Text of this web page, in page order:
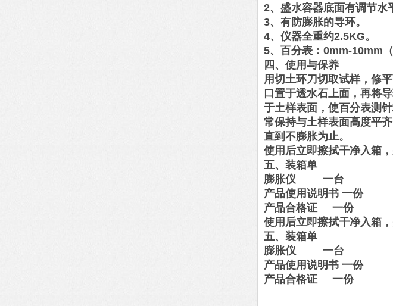
2、盛水容器底面有调节水
3、有防膨胀的导环。
4、仪器全重约2.5KG。
5、百分表：0mm-10mm
四、使用与保养
用切土环刀切取试样，修
口置于透水石上面，再将
于土样表面，使百分表测
常保持与土样表面高度平
直到不膨胀为止。
使用后立即擦拭干净入箱，
五、装箱单
膨胀仪 一台
产品使用说明书 一份
产品合格证 一份
使用后立即擦拭干净入箱，
五、装箱单
膨胀仪 一台
产品使用说明书 一份
产品合格证 一份